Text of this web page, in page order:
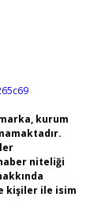
kurum
niteliği
kişiler ile isim